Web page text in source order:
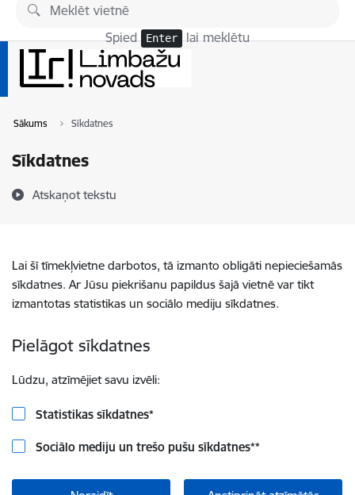
Pāriet uz lapas saturu
Spied Enter lai meklētu
Sākums Sīkdatnes
Sīkdatnes
Atskaņot tekstu
Lai šī tīmekļvietne darbotos, tā izmanto obligāti nepieciešamās
sīkdatnes. Ar Jūsu piekrišanu papildus šajā vietnē var tikt
izmantotas statistikas un sociālo mediju sīkdatnes.
Pielāgot sīkdatnes
Lūdzu, atzīmējiet savu izvēli:
Statistikas sīkdatnes*
Sociālo mediju un trešo pušu sīkdatnes**